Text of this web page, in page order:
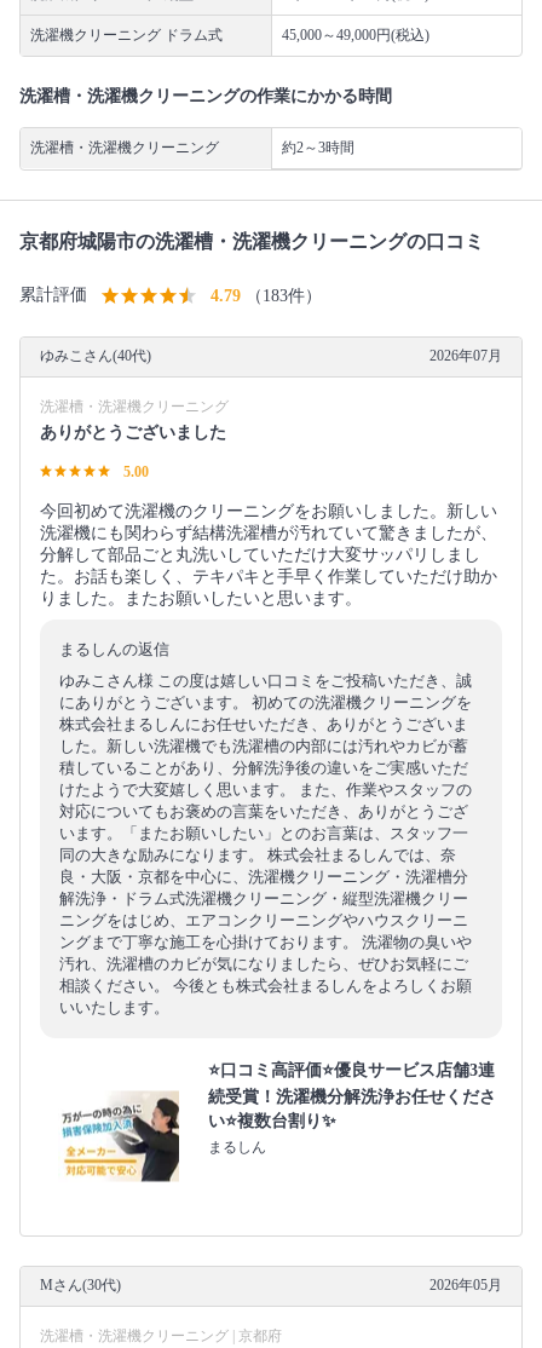
洗濯機クリーニング ドラム式 45,000～49,000円(税込)
洗濯槽・洗濯機クリーニングの作業にかかる時間
洗濯槽・洗濯機クリーニング 約2～3時間
京都府城陽市の洗濯槽・洗濯機クリーニングの口コミ
累計評価 4.79 （183件）
ゆみこさん(40代) 2026年07月
洗濯槽・洗濯機クリーニング
ありがとうございました
5.00
今回初めて洗濯機のクリーニングをお願いしました。新しい
洗濯機にも関わらず結構洗濯槽が汚れていて驚きましたが、
分解して部品ごと丸洗いしていただけ大変サッパリしまし
た。お話も楽しく、テキパキと手早く作業していただけ助か
りました。またお願いしたいと思います。
まるしんの返信
ゆみこさん様 この度は嬉しい口コミをご投稿いただき、誠
にありがとうございます。 初めての洗濯機クリーニングを
株式会社まるしんにお任せいただき、ありがとうございま
した。新しい洗濯機でも洗濯槽の内部には汚れやカビが蓄
積していることがあり、分解洗浄後の違いをご実感いただ
けたようで大変嬉しく思います。 また、作業やスタッフの
対応についてもお褒めの言葉をいただき、ありがとうござ
います。「またお願いしたい」とのお言葉は、スタッフ一
同の大きな励みになります。 株式会社まるしんでは、奈
良・大阪・京都を中心に、洗濯機クリーニング・洗濯槽分
解洗浄・ドラム式洗濯機クリーニング・縦型洗濯機クリー
ニングをはじめ、エアコンクリーニングやハウスクリーニ
ングまで丁寧な施工を心掛けております。 洗濯物の臭いや
汚れ、洗濯槽のカビが気になりましたら、ぜひお気軽にご
相談ください。 今後とも株式会社まるしんをよろしくお願
いいたします。
⭐口コミ高評価⭐優良サービス店舗3連
続受賞！洗濯機分解洗浄お任せくださ
い⭐複数台割り✨
まるしん
Mさん(30代) 2026年05月
洗濯槽・洗濯機クリーニング | 京都府